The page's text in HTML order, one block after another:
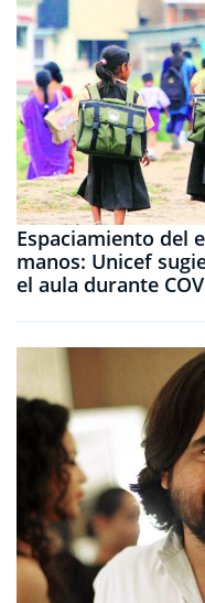
Espaciamiento del
manos: Unicef
el aula durante